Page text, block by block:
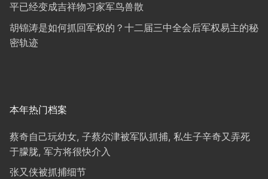
平已经变成吉祥物习家军鸟兽散
胡锦涛是如何抓回军权的？十二届三中全会后军权易主的秘
密轨迹
本年热门档案
蔡奇自己玩幼女, 子蔡尔津被军队抓捕, 私生子辛奇又弄死
于朦胧, 军方将很快介入
张又侠被抓捕细节